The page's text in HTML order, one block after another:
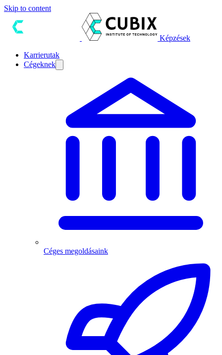
Skip to content
Képzések
Karrierutak
Cégeknek
Céges megoldásaink